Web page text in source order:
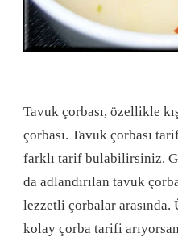
Tavuk çorbası, özellikle
çorbası. Tavuk çorbası
farklı tarif bulabilirsiniz.
da adlandırılan tavuk
lezzetli çorbalar arasında.
kolay çorba tarifi